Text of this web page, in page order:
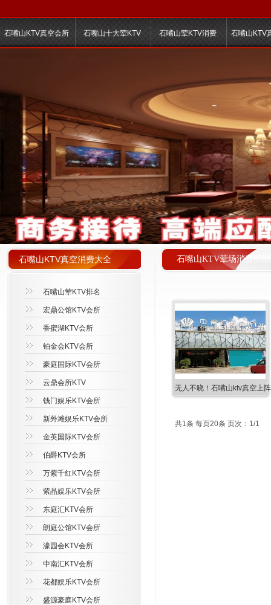
石嘴山KTV真空会所 石嘴山十大荤KTV 石嘴山荤KTV消费 石嘴山KTV
石嘴山KTV荤场消费明细
无人不晓！石嘴山ktv真空上
共1条 每页20条 页次：1/1
石嘴山KTV真空消费大全
石嘴山荤KTV排名
宏鼎公馆KTV会所
香蜜湖KTV会所
铂金会KTV会所
豪庭国际KTV会所
云鼎会所KTV
钱门娱乐KTV会所
新外滩娱乐KTV会所
金英国际KTV会所
伯爵KTV会所
万紫千红KTV会所
紫晶娱乐KTV会所
东庭汇KTV会所
朗庭公馆KTV会所
濠园会KTV会所
中南汇KTV会所
花都娱乐KTV会所
盛源豪庭KTV会所